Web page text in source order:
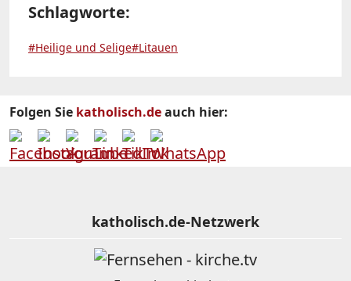
Schlagworte:
#Heilige und Selige#Litauen
Folgen Sie katholisch.deauch hier:
katholisch.de-Netzwerk